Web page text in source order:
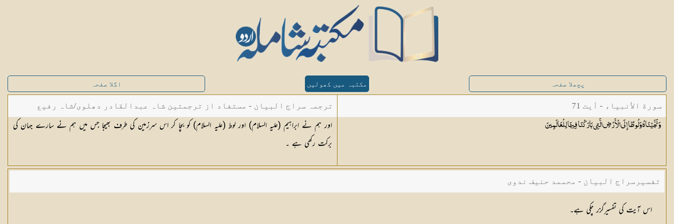
پچھلا صفحہ مکتبہ میں کھولیں اگلا صفحہ
سورة الأنبياء - آیت 71
وَنَجَّيْنَاهُ وَلُوطًا إِلَى الْأَرْضِ الَّتِي بَارَكْنَا فِيهَالِلْعَالَمِينَ
ترجمہ سراج البیان - مستفاد از ترجمتین شاہ عبدالقادر دھلوی/شاہ رفیع
الدین دھلوی
اور ہم نے ابراہیم (علیہ السلام) اور لوط (علیہ السلام) کو بچا کر اس سرزمین کی طرف بھیجا جس میں ہم نے سارے جہان کی
برکت رکھی ہے ۔
تفسیرسراج البیان - محممد حنیف ندوی
اس آیت کی تفسیرگزر چکی ہے۔